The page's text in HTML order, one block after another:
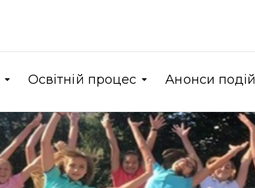
Освітній процес Анонси подій